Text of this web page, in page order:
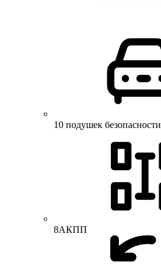
10 подушек безопасности
8АКПП